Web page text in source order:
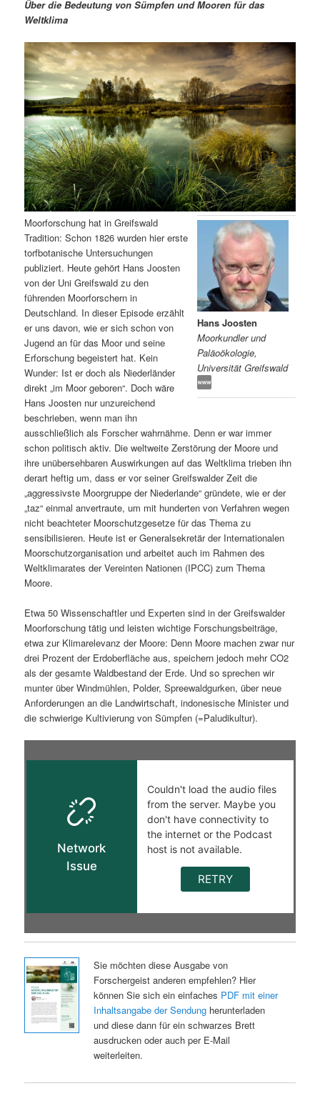
r
e
n
I
n
h
a
s
p
r
i
n
g
e
n
d
ä
r
e
n
I
n
l
t
s
p
r
i
n
g
e
n
n
a
g
a
t
i
o
n
Über die Bedeutung von Sümpfen und Mooren für das
Weltklima
Hans Joosten
Moorkundler und
Paläoökologie,
Universität Greifswald
Moorforschung hat in Greifswald
Tradition: Schon 1826 wurden hier erste
torfbotanische Untersuchungen
publiziert. Heute gehört Hans Joosten
von der Uni Greifswald zu den
führenden Moorforschern in
Deutschland. In dieser Episode erzählt
er uns davon, wie er sich schon von
Jugend an für das Moor und seine
Erforschung begeistert hat. Kein
Wunder: Ist er doch als Niederländer
direkt „im Moor geboren“. Doch wäre
Hans Joosten nur unzureichend
beschrieben, wenn man ihn
ausschließlich als Forscher wahrnähme. Denn er war immer
schon politisch aktiv. Die weltweite Zerstörung der Moore und
ihre unübersehbaren Auswirkungen auf das Weltklima trieben ihn
derart heftig um, dass er vor seiner Greifswalder Zeit die
„aggressivste Moorgruppe der Niederlande“ gründete, wie er der
„taz“ einmal anvertraute, um mit hunderten von Verfahren wegen
nicht beachteter Moorschutzgesetze für das Thema zu
sensibilisieren. Heute ist er Generalsekretär der Internationalen
Moorschutzorganisation und arbeitet auch im Rahmen des
Weltklimarates der Vereinten Nationen (IPCC) zum Thema
Moore.
Etwa 50 Wissenschaftler und Experten sind in der Greifswalder
Moorforschung tätig und leisten wichtige Forschungsbeiträge,
etwa zur Klimarelevanz der Moore: Denn Moore machen zwar nur
drei Prozent der Erdoberfläche aus, speichern jedoch mehr CO2
als der gesamte Waldbestand der Erde. Und so sprechen wir
munter über Windmühlen, Polder, Spreewaldgurken, über neue
Anforderungen an die Landwirtschaft, indonesische Minister und
die schwierige Kultivierung von Sümpfen (=Paludikultur).
Sie möchten diese Ausgabe von
Forschergeist anderen empfehlen? Hier
können Sie sich ein einfaches PDF mit einer
Inhaltsangabe der Sendungherunterladen
und diese dann für ein schwarzes Brett
ausdrucken oder auch per E-Mail
weiterleiten.